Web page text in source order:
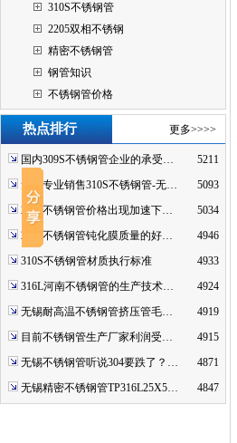
310S不锈钢管
2205双相不锈钢
精密不锈钢管
钢管知识
不锈钢管价格
热点排行 更多>>>>
国内309S不锈钢管企业的承受…
5211
无锡专业销售310S不锈钢管-无…
5093
2507不锈钢管价格出现加速下…
5034
2520不锈钢管钝化膜质量的好…
4946
310S不锈钢管材质执行标准
4933
316L河南不锈钢管的生产技术…
4924
无锡耐高温不锈钢管挤压管毛…
4919
目前不锈钢管生产厂家利润受…
4915
无锡不锈钢管听说304要跌了？…
4871
无锡精密不锈钢管TP316L25X5…
4847